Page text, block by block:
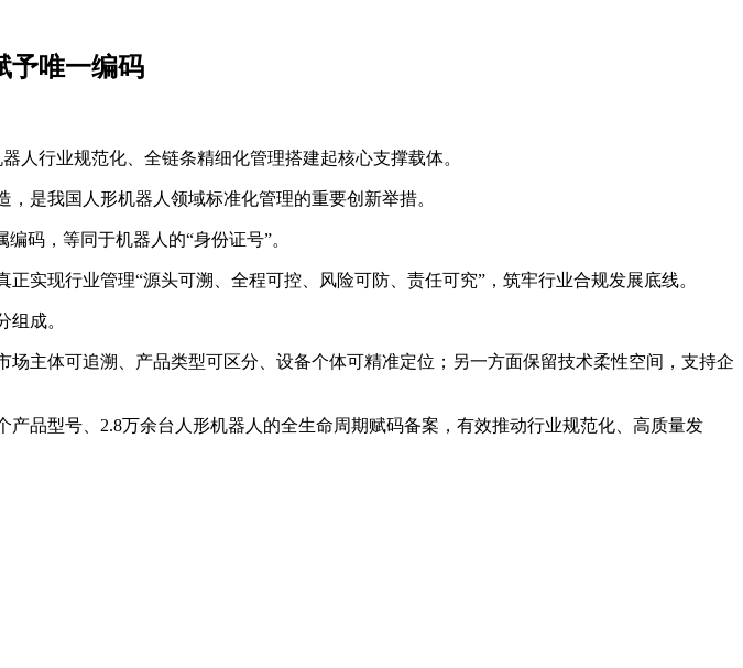
予唯一编码
人行业规范化、全链条精细化管理搭建起核心支撑载体。
是我国人形机器人领域标准化管理的重要创新举措。
码，等同于机器人的“身份证号”。
实现行业管理“源头可溯、全程可控、风险可防、责任可究”，筑牢行业合规发展底线。
成。
主体可追溯、产品类型可区分、设备个体可精准定位；另一方面保留技术柔性空间，支持企
品型号、2.8万余台人形机器人的全生命周期赋码备案，有效推动行业规范化、高质量发